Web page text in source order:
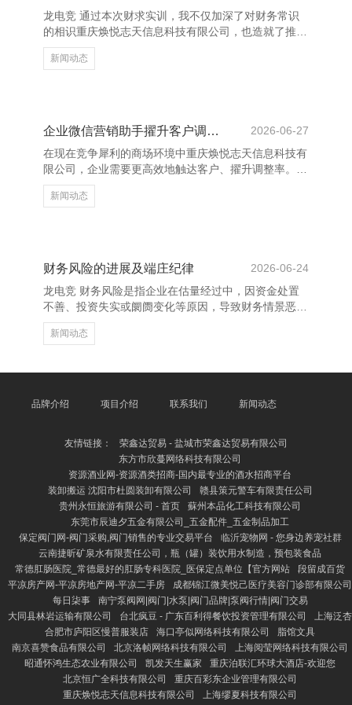
感，减少血糖骤升。 同期，应幸免高糖饮料和精制碳
水化合物，如白米饭、甜点和含糖饮料。可袭取低脂乳
成品和坚果算作健康零食
龙电竞 通过本次财求实训，我不仅加深了对财务常识
的相识重庆焕悦志天信息科技有限公司，也造就了推行
操作才气，成绩颇丰。在实训过程中，我系统学习了司
帐把柄的填制、账簿的登记、财务报表的编制等基本历
操作中获取了考证，同期也暴知道自己在细节处理和期
间搞定方面的不及。通过握住进修与反念念，我的专科
技能获取了显赫造就，对财务职责的严谨性和设施性有
了更深入的意识
新闻动态
企业微信营销助手擢升客户调整率
2026-06-27
在现在竞争犀利的商场环境中重庆焕悦志天信息科技有
限公司，企业需要更高效地触达客户、擢升调整率。企
业微信营销助手看成一款集客户惩办、自动化营销和数
据分析于一体的用具，正在成为企业营销的缺欠助力。
客户推送专属优惠信息，或对潜在客户进行定向跟进，
从而提高调整遵守。 同期，该用具撑持自动化音问推
送和任务提示，减少东说念主工操作，擢升职责遵守。
不管是节日道贺、
新闻动态
财务风险的进展及端庄纪律
2026-06-24
龙电竞 财务风险是指企业在估量经过中，因资金处置
不善、投资失实或阛阓变化等原因，导致财务情景恶
化，影响企业浅薄运营以致生涯的风险。其进展面孔种
种，主要包括现款流清寒、债务过高、投资蚀本和汇率
加多企业的偿债压力，一朝估量情景欠安，容易激发家
为灵验端庄财务风险
新闻动态
品牌介绍 项目介绍 联系我们 新闻动态
友情链接：
荣鑫达贸易 - 盐城市荣鑫达贸易有限公司
东方市欣蔓网络科技有限公司
资源酒业网-资源酒类招商-国内最专业的酒水招商平台
装卸搬运 沈阳市杜圆装卸有限公司
赣县策元警车有限责任公司
贵州永恒旅游有限公司 - 首页
蘇州本品化工科技有限公司
东莞市辰迪夕五金有限公司_五金配件_五金制品加工
保定阀门网-阀门采购,阀门销售的专业交易平台
临沂宠物网 - 您身边养宠社群
云南捷昕矿泉水有限责任公司，瓶（罐）装饮用水制造，预包装食品
常德肛肠医院_常德最好的肛肠专科医院_医保定点单位【官方网站
段留成百货
平凉房产网-平凉房地产网-平凉二手房
成都锦江微美悦己医疗美容门诊部有限公司
每日柒事
南宁泵阀网|阀门|水泵|阀门品牌|泵阀行情|阀门交易
大同县林岩运输有限公司
台北疯豆 - 广东百利得餐饮投资管理有限公司
上海泛杏
合肥市庐阳区慢普服装店
海口亭似网络科技有限公司
脂馆文具
南京喜赞食品有限公司
北京洛帧网络科技有限公司
上海阅莹网络科技有限公司
昭通怀鸿生态农业有限公司
凯发天生赢家
重庆泊联汇环球大酒店-欢迎您
北京恒广全科技有限公司
重庆百彩东企业管理有限公司
重庆焕悦志天信息科技有限公司
上海缪夏科技有限公司